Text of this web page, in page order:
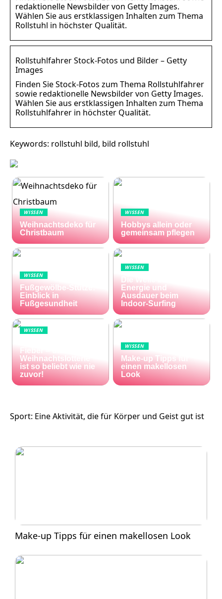
redaktionelle Newsbilder von Getty Images.
Wählen Sie aus erstklassigen Inhalten zum Thema
Rollstuhl in höchster Qualität.
Rollstuhlfahrer Stock-Fotos und Bilder – Getty
Images
Finden Sie Stock-Fotos zum Thema Rollstuhlfahrer
sowie redaktionelle Newsbilder von Getty Images.
Wählen Sie aus erstklassigen Inhalten zum Thema
Rollstuhlfahrer in höchster Qualität.
Keywords: rollstuhl bild, bild rollstuhl
WISSEN
Weihnachtsdeko für
Christbaum
WISSEN
Hobbys allein oder
gemeinsam pflegen
WISSEN
Fußgewölbe-Stütze:
Einblick in
Fußgesundheit
WISSEN
Die Welle zu Hause:
Energie und
Ausdauer beim
Indoor-Surfing
WISSEN
Fieber – die El Gordo
Weihnachtslotterie
ist so beliebt wie nie
zuvor!
WISSEN
Make-up Tipps für
einen makellosen
Look
Sport: Eine Aktivität, die für Körper und Geist gut ist
Make-up Tipps für einen makellosen Look